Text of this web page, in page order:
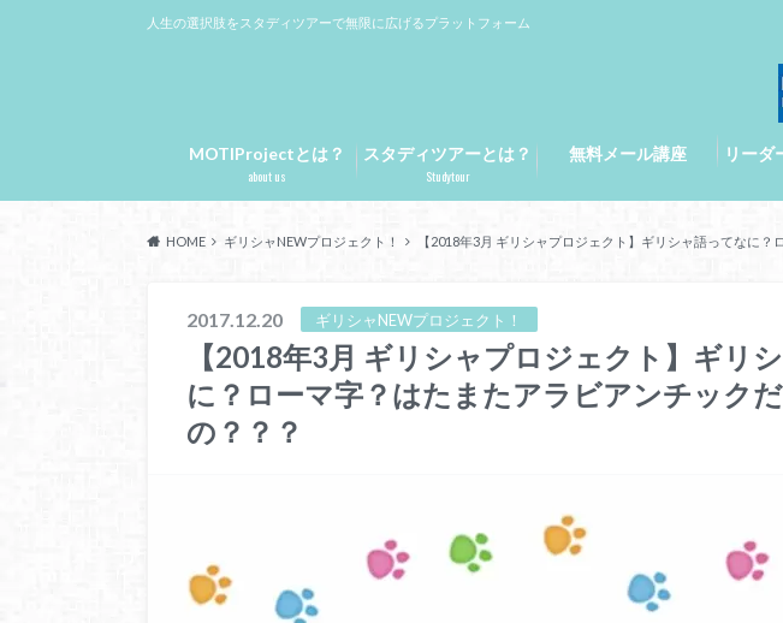
人生の選択肢をスタディツアーで無限に広げるプラットフォーム
MOTIProjectとは？
about us
スタディツアーとは？
Studytour
無料メール講座 リーダ
HOME ギリシャNEWプロジェクト！ 【2018年3月 ギリシャプロジェクト】ギリシャ語ってなに
2017.12.20 ギリシャNEWプロジェクト！
【2018年3月 ギリシャプロジェクト】ギリ
に？ローマ字？はたまたアラビアンチック
の？？？